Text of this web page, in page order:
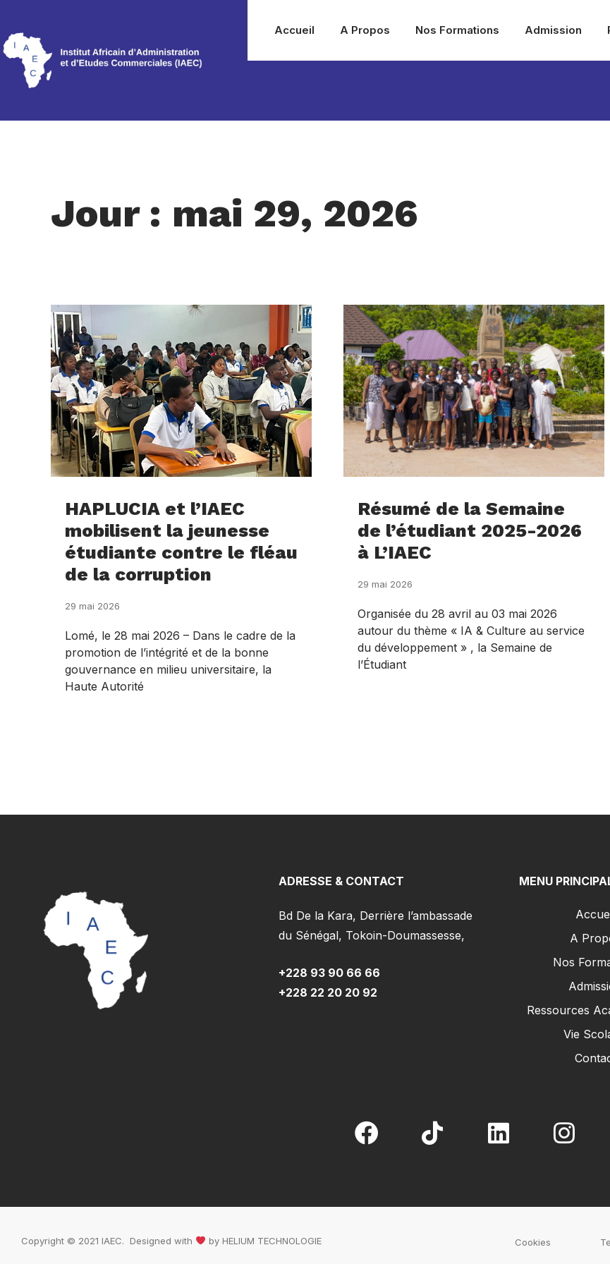
Accueil A Propos Nos Formations Admission
Jour : mai 29, 2026
HAPLUCIA et l’IAEC
mobilisent la jeunesse
étudiante contre le fléau
de la corruption
29 mai 2026
Lomé, le 28 mai 2026 – Dans le cadre de la
promotion de l’intégrité et de la bonne
gouvernance en milieu universitaire, la
Haute Autorité
Résumé de la Semaine
de l’étudiant 2025-2026
à L’IAEC
29 mai 2026
Organisée du 28 avril au 03 mai 2026
autour du thème « IA & Culture au service
du développement » , la Semaine de
l’Étudiant
ADRESSE & CONTACT
Bd De la Kara, Derrière l’ambassade
du Sénégal, Tokoin-Doumassesse,
+228 93 90 66 66
+228 22 20 20 92
MENU
A
Nos
Ressources
Vie
Copyright © 2021 IAEC. Designed with by HELIUM TECHNOLOGIE Cookies